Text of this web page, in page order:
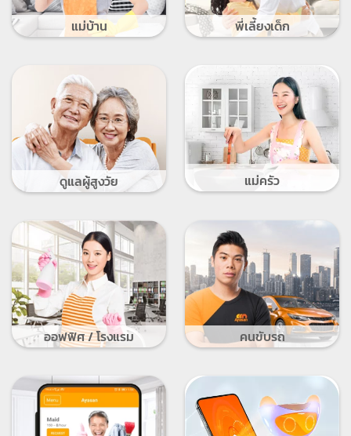
แม่บ้าน พี่เลี้ยงเด็ก
ดูแลผู้สูงวัย แม่ครัว
ออฟฟิศ / โรงแรม คนขับรถ